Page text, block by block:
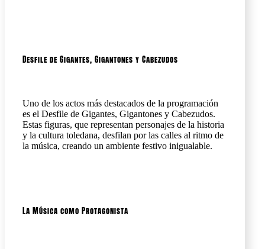
Desfile de Gigantes, Gigantones y Cabezudos
Uno de los actos más destacados de la programación
es el Desfile de Gigantes, Gigantones y Cabezudos.
Estas figuras, que representan personajes de la historia
y la cultura toledana, desfilan por las calles al ritmo de
la música, creando un ambiente festivo inigualable.
La Música como Protagonista